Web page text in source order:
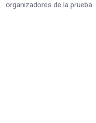
organizadores de la prueba.